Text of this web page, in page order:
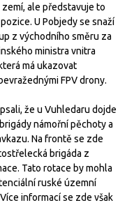
ale představuje to
U Pobjedy se snaží
z východního směru za
ministra vnitra
má ukazovat
FPV drony.
že u Vuhledaru dojde
námořní pěchoty a
Na frontě se zde
brigáda z
Tato rotace by mohla
ruské územní
informací se zde však